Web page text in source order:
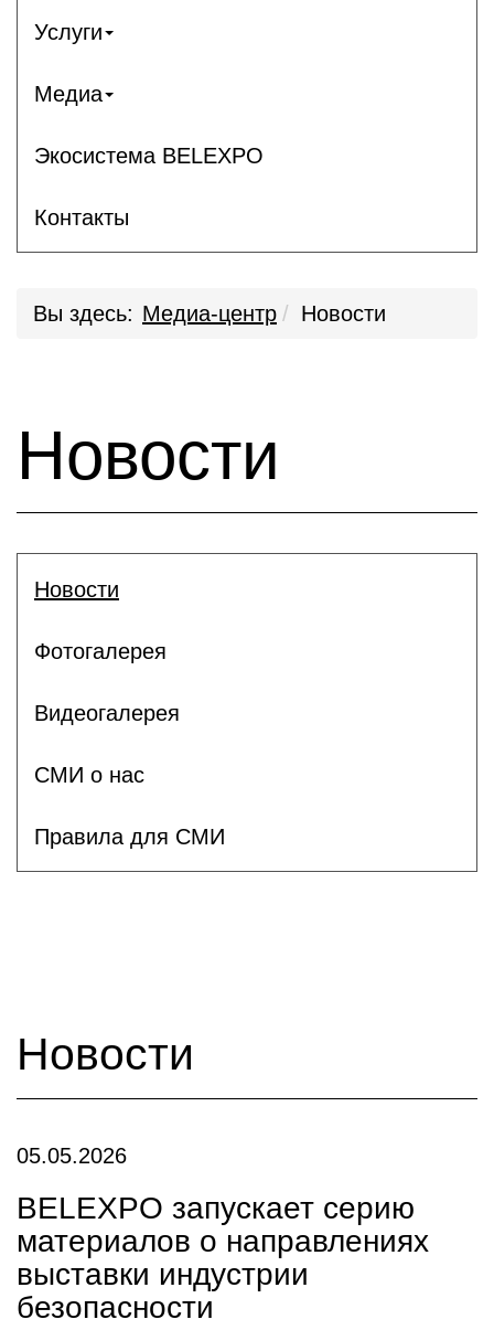
Услуги
Медиа
Экосистема BELEXPO
Контакты
Вы здесь: Медиа-центр Новости
Новости
Новости
Фотогалерея
Видеогалерея
СМИ о нас
Правила для СМИ
Новости
05.05.2026
BELEXPO запускает серию
материалов о направлениях
выставки индустрии
безопасности